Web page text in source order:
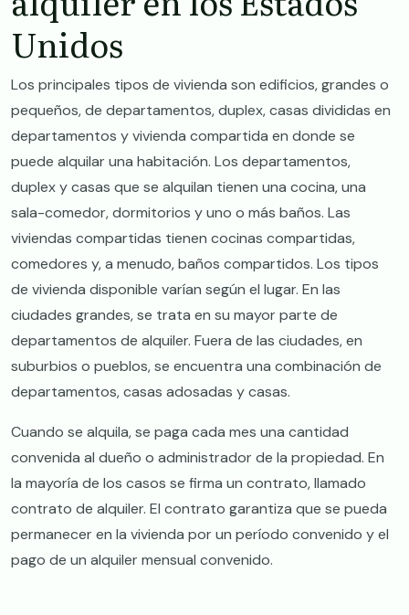
Unidos
Los principales tipos de vivienda son edificios, grandes o
pequeños, de departamentos, duplex, casas divididas en
departamentos y vivienda compartida en donde se
puede alquilar una habitación. Los departamentos,
duplex y casas que se alquilan tienen una cocina, una
sala-comedor, dormitorios y uno o más baños. Las
viviendas compartidas tienen cocinas compartidas,
comedores y, a menudo, baños compartidos. Los tipos
de vivienda disponible varían según el lugar. En las
ciudades grandes, se trata en su mayor parte de
departamentos de alquiler. Fuera de las ciudades, en
suburbios o pueblos, se encuentra una combinación de
departamentos, casas adosadas y casas.
Cuando se alquila, se paga cada mes una cantidad
convenida al dueño o administrador de la propiedad. En
la mayoría de los casos se firma un contrato, llamado
contrato de alquiler. El contrato garantiza que se pueda
permanecer en la vivienda por un período convenido y el
pago de un alquiler mensual convenido.